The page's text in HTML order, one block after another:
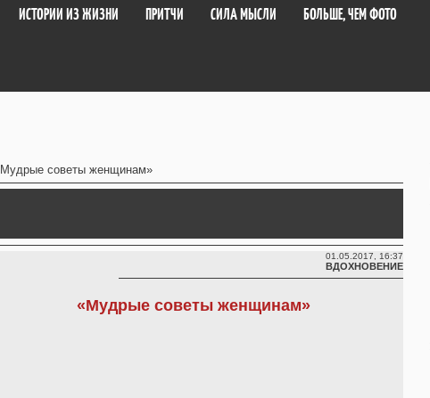
ИСТОРИИ ИЗ ЖИЗНИ ПРИТЧИ СИЛА МЫСЛИ БОЛЬШЕ, ЧЕМ ФОТО
советы женщинам»
01.05.2017, 16:37
ВДОХНОВЕНИЕ
«Мудрые советы женщинам»